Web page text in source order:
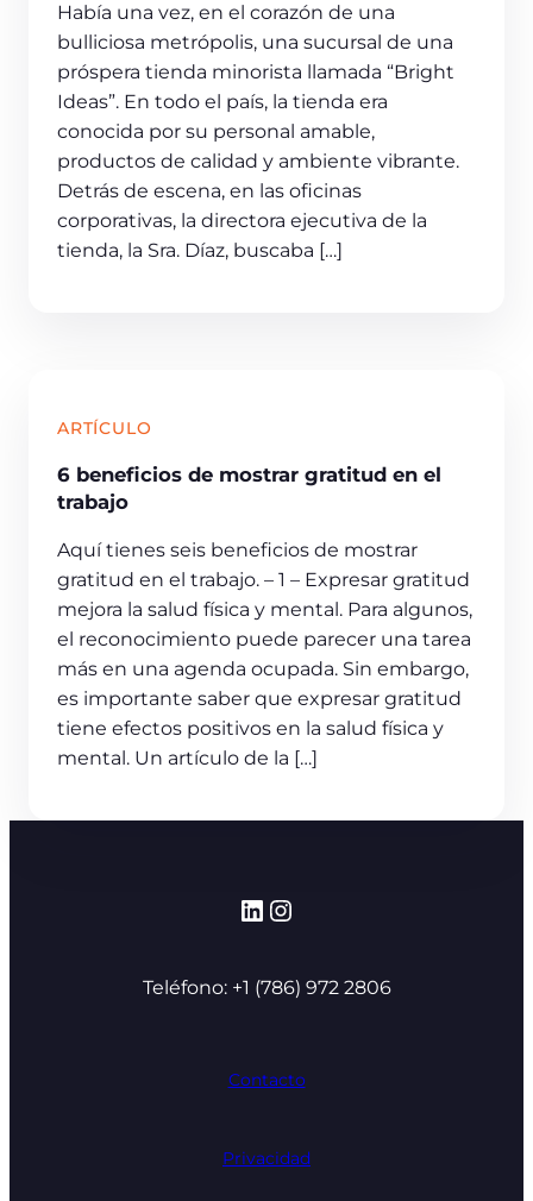
Había una vez, en el corazón de una
bulliciosa metrópolis, una sucursal de una
próspera tienda minorista llamada “Bright
Ideas”. En todo el país, la tienda era
conocida por su personal amable,
productos de calidad y ambiente vibrante.
Detrás de escena, en las oficinas
corporativas, la directora ejecutiva de la
tienda, la Sra. Díaz, buscaba […]
ARTÍCULO
6 beneficios de mostrar gratitud en el
trabajo
Aquí tienes seis beneficios de mostrar
gratitud en el trabajo. – 1 – Expresar gratitud
mejora la salud física y mental. Para algunos,
el reconocimiento puede parecer una tarea
más en una agenda ocupada. Sin embargo,
es importante saber que expresar gratitud
tiene efectos positivos en la salud física y
mental. Un artículo de la […]
LinkedIn
Instagram
Teléfono: +1 (786) 972 2806
Contacto
Privacidad